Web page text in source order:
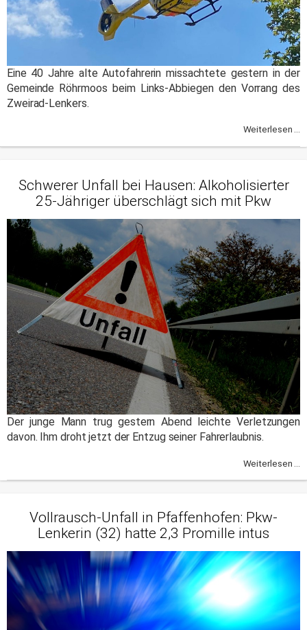
Eine 40 Jahre alte Autofahrerin missachtete gestern in der
Gemeinde Röhrmoos beim Links-Abbiegen den Vorrang des
Zweirad-Lenkers.
Weiterlesen ...
Schwerer Unfall bei Hausen: Alkoholisierter
25-Jähriger überschlägt sich mit Pkw
Der junge Mann trug gestern Abend leichte Verletzungen
davon. Ihm droht jetzt der Entzug seiner Fahrerlaubnis.
Weiterlesen ...
Vollrausch-Unfall in Pfaffenhofen: Pkw-
Lenkerin (32) hatte 2,3 Promille intus